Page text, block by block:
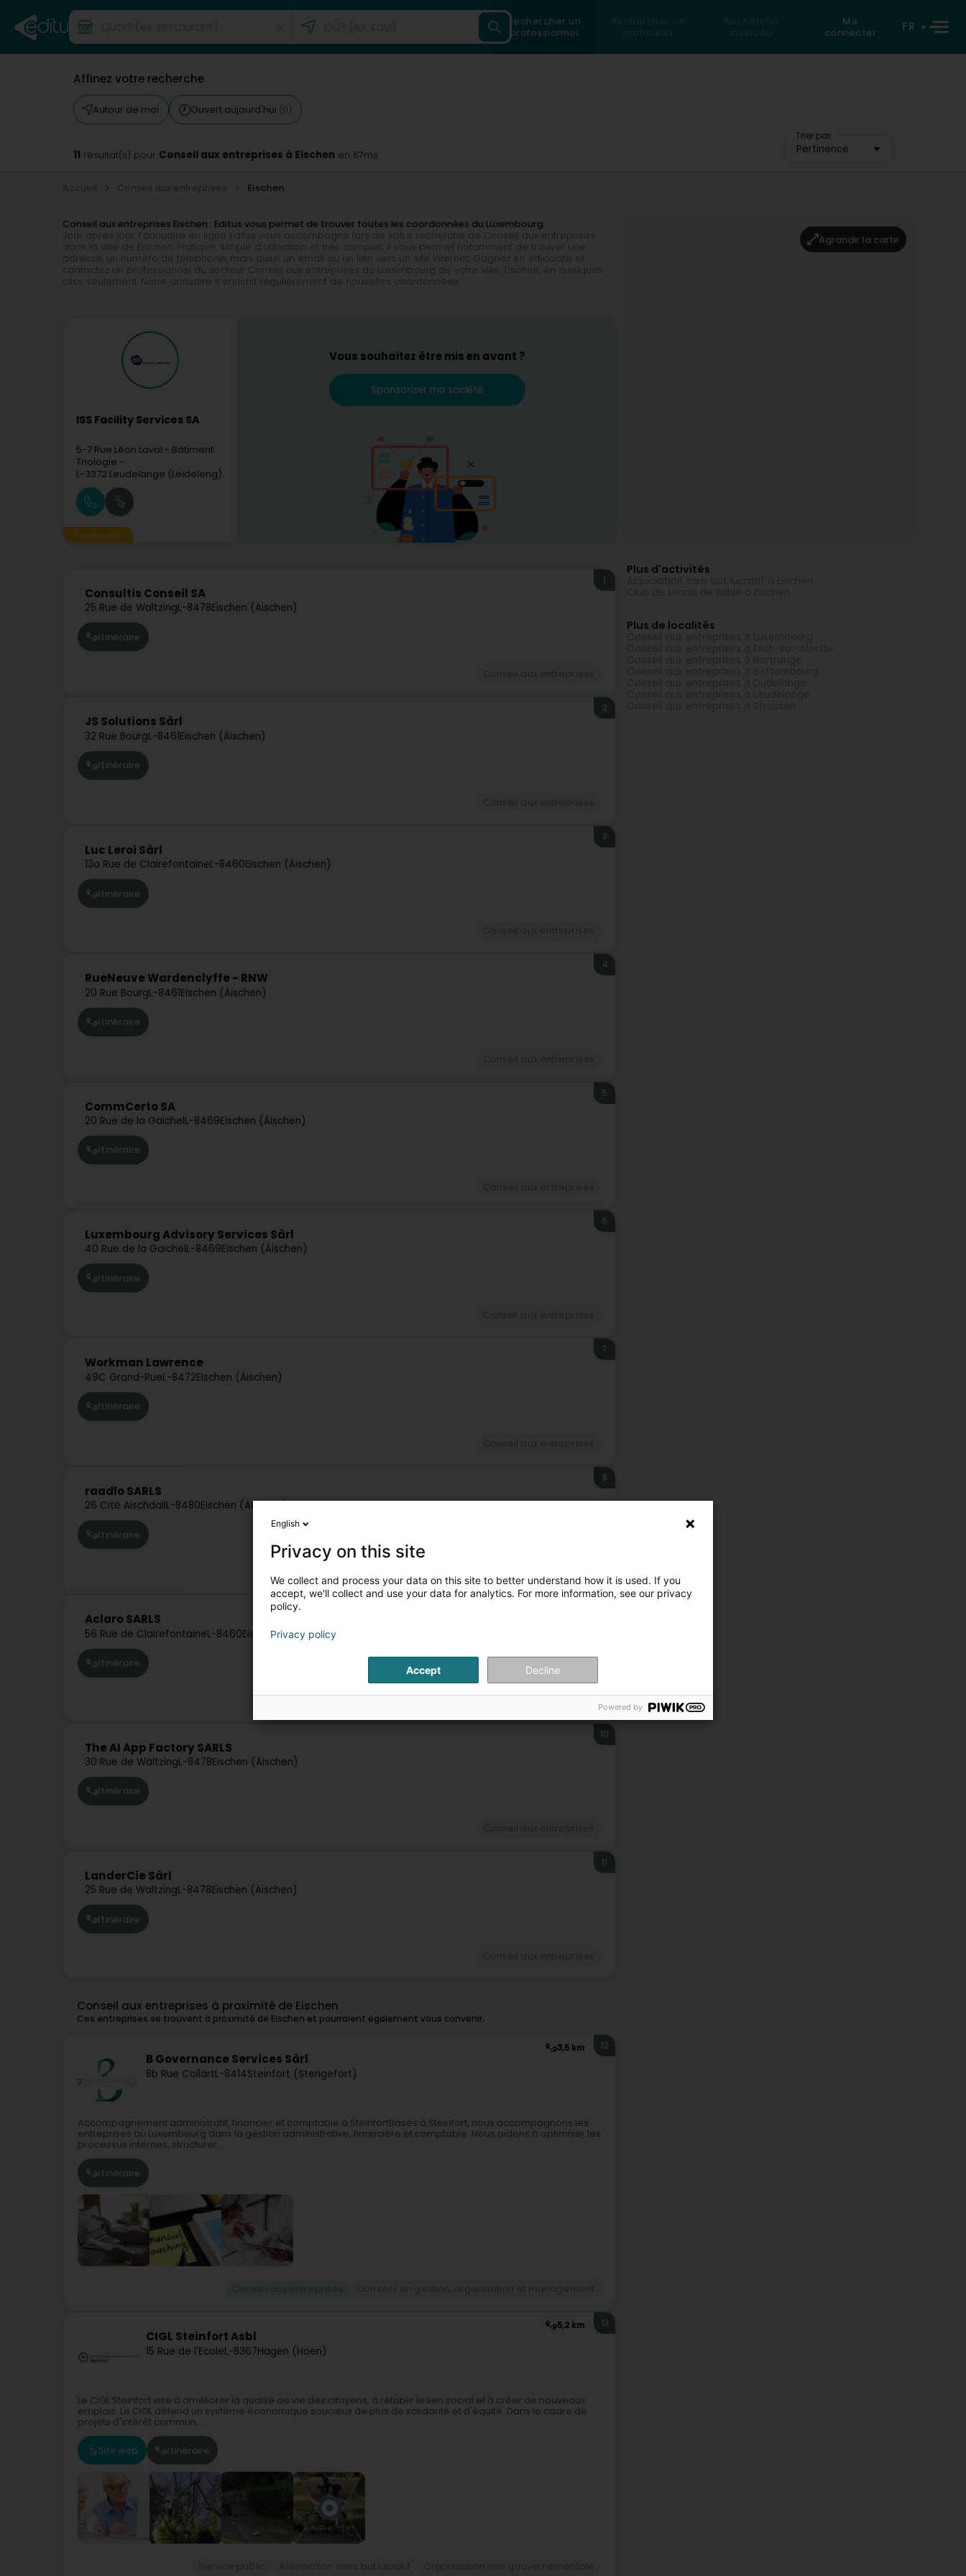
Rechercher un
professionnel
Rechercher un
particulier
Recherche
inversée
Me
connecter
FR
Affinez votre recherche
Autour de moi Ouvert aujourd'hui (0)
Trier par
Pertinence
11 résultat(s) pour Conseil aux entreprises à Eischen en 67ms
Accueil Conseil aux entreprises Eischen
Conseil aux entreprises Eischen : Editus vous permet de trouver toutes les coordonnées du Luxembourg
Jour après jour, l’annuaire en ligne Editus vous accompagne lors de votre recherche de Conseil aux entreprises
dans la ville de Eischen. Pratique, simple d’utilisation et très complet, il vous permet notamment de trouver une
adresse, un numéro de téléphone, mais aussi un email ou un lien vers un site internet. Gagnez en efficacité et
contactez un professionnel du secteur Conseil aux entreprises au Luxembourg de votre ville, Eischen, en quelques
clics seulement. Notre annuaire s’enrichit régulièrement de nouvelles coordonnées.
ISS Facility Services SA
5-7 Rue Léon Laval - Bâtiment
Triologie -
L-3372 Leudelange (Leideleng)
Sponsorisé
Vous souhaitez être mis en avant ?
Sponsoriser ma société
Consultis Conseil SA
25 Rue de WaltzingL-8478Eischen (Äischen)
1
Itinéraire
JS Solutions Sàrl
32 Rue BourgL-8461Eischen (Äischen)
2
Itinéraire
Luc Leroi Sàrl
13a Rue de ClairefontaineL-8460Eischen (Äischen)
3
Itinéraire
RueNeuve Wardenclyffe - RNW
20 Rue BourgL-8461Eischen (Äischen)
4
Itinéraire
CommCerto SA
20 Rue de la GaichelL-8469Eischen (Äischen)
5
Itinéraire
Luxembourg Advisory Services Sàrl
40 Rue de la GaichelL-8469Eischen (Äischen)
6
Itinéraire
Workman Lawrence
49C Grand-RueL-8472Eischen (Äischen)
7
Itinéraire
raadlo SARLS
26 Cité AischdallL-8480Eischen (Äischen)
8
Itinéraire
Aclaro SARLS
56 Rue de ClairefontaineL-8460Eischen (Äischen)
Itinéraire
The AI App Factory SARLS
30 Rue de WaltzingL-8478Eischen (Äischen)
10
Itinéraire
LanderCie Sàrl
25 Rue de WaltzingL-8478Eischen (Äischen)
11
Itinéraire
Conseil aux entreprises à proximité de Eischen
Ces entreprises se trouvent à proximité de Eischen et pourraient également vous convenir.
3,5 km
B Governance Services Sàrl
8b Rue CollartL-8414Steinfort (Stengefort)
12
Accompagnement administratif, financier et comptable à SteinfortBasés à Steinfort, nous accompagnons les
entreprises au Luxembourg dans la gestion administrative, financière et comptable. Nous aidons à optimiser les
processus internes, structurer...
Itinéraire
5,2 km
CIGL Steinfort Asbl
15 Rue de l'EcoleL-8367Hagen (Hoen)
13
Le CIGL Steinfort vise à améliorer la qualité de vie des citoyens, à rétablir le lien social et à créer de nouveaux
emplois. Le CIGL défend un système économique soucieux de plus de solidarité et d'équité. Dans le cadre de
projets d'intérêt commun,...
Site web Itinéraire
Agrandir la carte
Plus d'activités
Plus de localités
English
Privacy on this site
We collect and process your data on this site to better understand how it is used. If you
accept, we'll collect and use your data for analytics. For more information, see our privacy
policy.
Privacy policy
Accept Decline
Powered by